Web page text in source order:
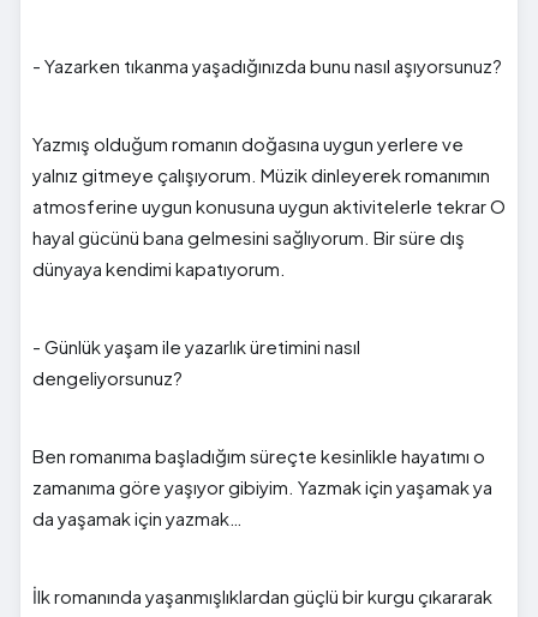
- Yazarken tıkanma yaşadığınızda bunu nasıl aşıyorsunuz?
Yazmış olduğum romanın doğasına uygun yerlere ve
yalnız gitmeye çalışıyorum. Müzik dinleyerek romanımın
atmosferine uygun konusuna uygun aktivitelerle tekrar O
hayal gücünü bana gelmesini sağlıyorum. Bir süre dış
dünyaya kendimi kapatıyorum.
- Günlük yaşam ile yazarlık üretimini nasıl
dengeliyorsunuz?
Ben romanıma başladığım süreçte kesinlikle hayatımı o
zamanıma göre yaşıyor gibiyim. Yazmak için yaşamak ya
da yaşamak için yazmak…
İlk romanında yaşanmışlıklardan güçlü bir kurgu çıkararak